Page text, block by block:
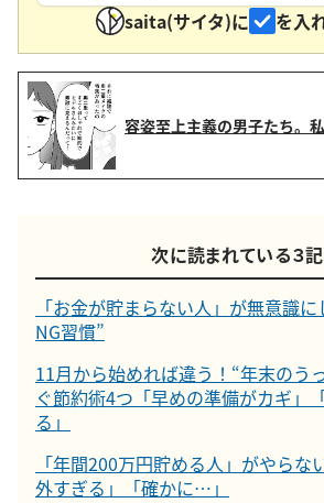
saita(サイタ)に
を入
容姿至上主義の男子たち。
次に読まれている３
「お金が貯まらない人」が無意識
NG習慣”
11月から始めれば違う！“年末のう
ぐ節約術4つ「早めの準備がカギ」
る」
「年間200万円貯める人」がやらな
外すぎる」「確かに…」